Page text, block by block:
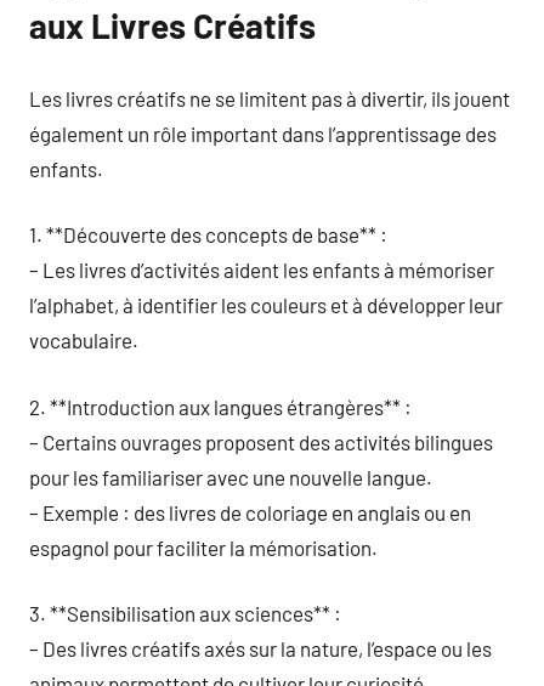
aux Livres Créatifs
Les livres créatifs ne se limitent pas à divertir, ils jouent
également un rôle important dans l’apprentissage des
enfants.
1. **Découverte des concepts de base** :
– Les livres d’activités aident les enfants à mémoriser
l’alphabet, à identifier les couleurs et à développer leur
vocabulaire.
2. **Introduction aux langues étrangères** :
– Certains ouvrages proposent des activités bilingues
pour les familiariser avec une nouvelle langue.
– Exemple : des livres de coloriage en anglais ou en
espagnol pour faciliter la mémorisation.
3. **Sensibilisation aux sciences** :
– Des livres créatifs axés sur la nature, l’espace ou les